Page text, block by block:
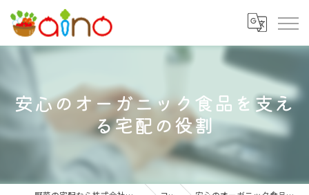
安心のオーガニック食品を支え
る宅配の役割